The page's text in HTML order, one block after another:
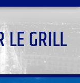
LE GRILL